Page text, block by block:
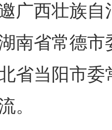
西壮族自
南省常德
省当阳市
。